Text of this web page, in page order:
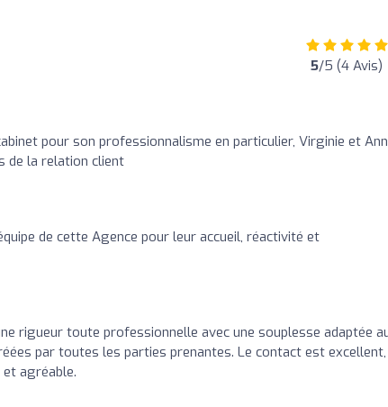
5/5 (4 Avis)
pour son professionnalisme en particulier, Virginie et
de la relation client
de cette Agence pour leur accueil, réactivité et
rigueur toute professionnelle avec une souplesse adaptée
par toutes les parties prenantes. Le contact est excellent,
agréable.